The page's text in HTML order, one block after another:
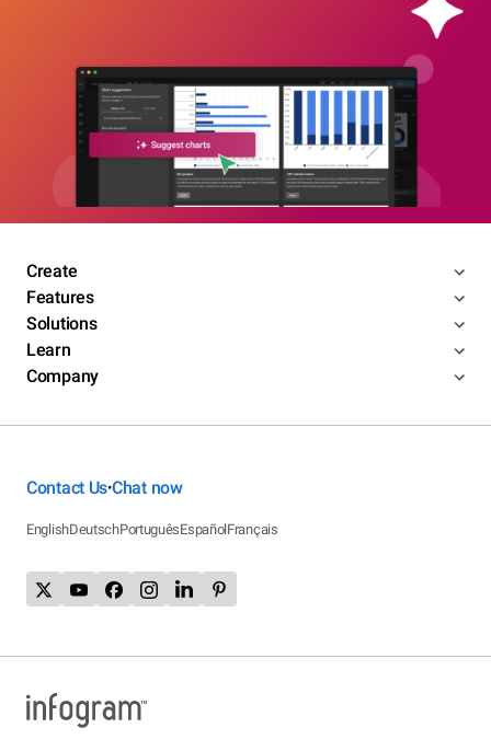
Create
Features
Solutions
Learn
Company
Contact Us•Chat now
EnglishDeutschPortuguêsEspañolFrançais